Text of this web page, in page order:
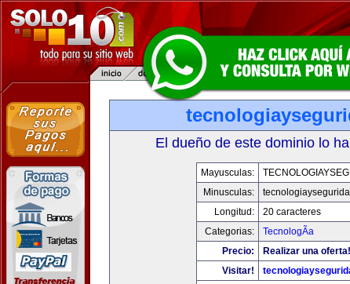
El dueño de este dominio lo
Mayusculas:
Minusculas:
Longitud:
20 caracteres
Categorias:
TecnologÃ­a
Precio:
Realizar una oferta!
Visitar!